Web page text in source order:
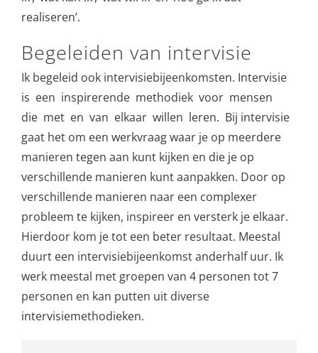
realiseren’.
Begeleiden van intervisie
Ik begeleid ook intervisiebijeenkomsten. Intervisie
is een inspirerende methodiek voor mensen
die met en van elkaar willen leren. Bij intervisie
gaat het om een werkvraag waar je op meerdere
manieren tegen aan kunt kijken en die je op
verschillende manieren kunt aanpakken. Door op
verschillende manieren naar een complexer
probleem te kijken, inspireer en versterk je elkaar.
Hierdoor kom je tot een beter resultaat. Meestal
duurt een intervisiebijeenkomst anderhalf uur. Ik
werk meestal met groepen van 4 personen tot 7
personen en kan putten uit diverse
intervisiemethodieken.